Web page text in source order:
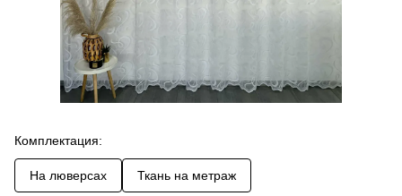
Комплектация:
На люверсах Ткань на метраж